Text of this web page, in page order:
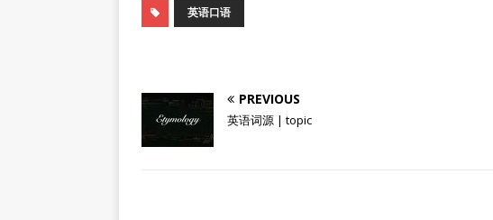
英语口语
PREVIOUS
英语词源 | topic